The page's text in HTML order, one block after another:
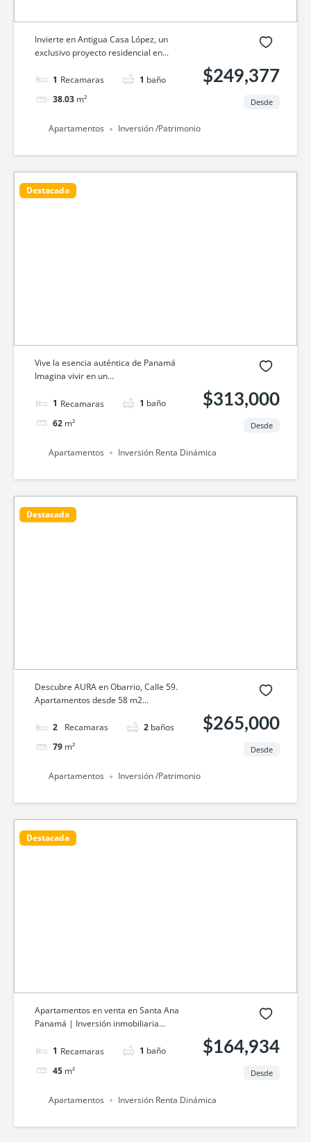
Invierte en Antigua Casa López, un
exclusivo proyecto residencial en...
1 cama 1 baño
38.03 m²
$249,377
Desde
Apartamentos Inversión /Patrimonio
Destacada
Vive la esencia auténtica de Panamá
Imagina vivir en un...
1 cama 1 baño
62 m²
$313,000
Desde
Apartamentos Inversión Renta Dinámica
Destacada
Descubre AURA en Obarrio, Calle 59.
Apartamentos desde 58 m2...
2 camas 2 baños
79 m²
$265,000
Desde
Apartamentos Inversión /Patrimonio
Destacada
Apartamentos en venta en Santa Ana
Panamá | Inversión inmobiliaria...
1 cama 1 baño
45 m²
$164,934
Desde
Apartamentos Inversión Renta Dinámica